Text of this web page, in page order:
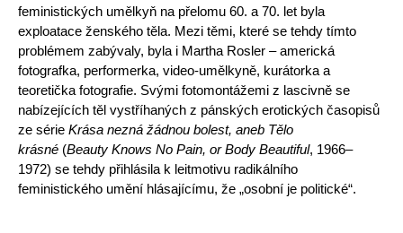
feministických umělkyň na přelomu 60. a 70. let byla
exploatace ženského těla. Mezi těmi, které se tehdy tímto
problémem zabývaly, byla i Martha Rosler – americká
fotografka, performerka, video-umělkyně, kurátorka a
teoretička fotografie. Svými fotomontážemi z lascivně se
nabízejících těl vystříhaných z pánských erotických časopisů
ze série Krása nezná žádnou bolest, aneb Tělo
krásné (Beauty Knows No Pain, or Body Beautiful, 1966–
1972) se tehdy přihlásila k leitmotivu radikálního
feministického umění hlásajícímu, že „osobní je politické“.